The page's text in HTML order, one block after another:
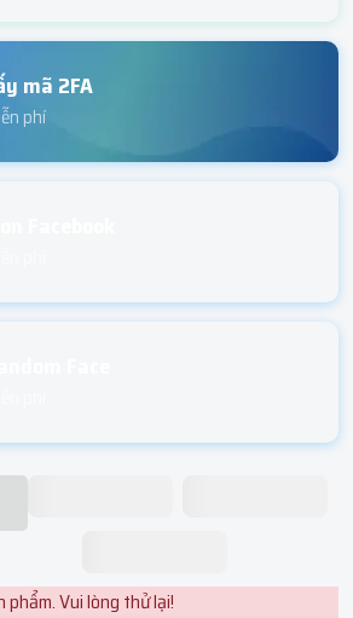
mã 2FA
phí
Vui lòng thử lại!